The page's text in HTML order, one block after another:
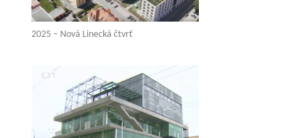
2025 – Nová Linecká čtvrť